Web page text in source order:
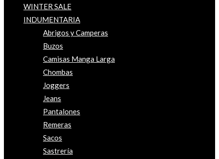
WINTER SALE
INDUMENTARIA
Abrigos y Camperas
Buzos
Camisas Manga Larga
Chombas
Joggers
Jeans
Pantalones
Remeras
Sacos
Sastrería